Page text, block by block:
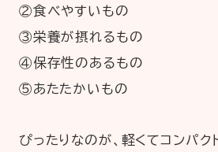
②食べやすいもの
③栄養が摂れるもの
④保存性のあるもの
⑤あたたかいもの
ぴったりなのが、軽くてコンパク